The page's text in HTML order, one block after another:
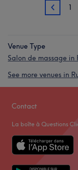
62 1
Venue Type
Salon de massage in
See more venues in
Contact
La boîte à Questions